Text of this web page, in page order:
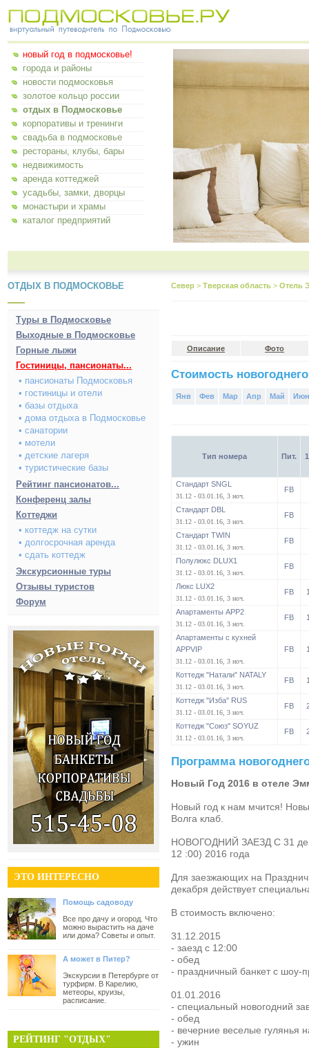
новый год в подмосковье!
города и районы
новости подмосковья
золотое кольцо россии
отдых в Подмосковье
корпоративы и тренинги
свадьба в подмосковье
рестораны, клубы, бары
недвижимость
аренда коттеджей
усадьбы, замки, дворцы
монастыри и храмы
каталог предприятий
ОТДЫХ В ПОДМОСКОВЬЕ
Туры в Подмосковье
Выходные в Подмосковье
Горные лыжи
Гостиницы, пансионаты...
• пансионаты Подмосковья
• гостиницы и отели
• базы отдыха
• дома отдыха в Подмосковье
• санатории
• мотели
• детские лагеря
• туристические базы
Рейтинг пансионатов...
Конференц залы
Коттеджи
• коттедж на сутки
• долгосрочная аренда
• сдать коттедж
Экскурсионные туры
Отзывы туристов
Форум
ЭТО ИНТЕРЕСНО
Помощь садоводу
Все про дачу и огород. Что
можно вырастить на даче
или дома? Советы и опыт.
А может в Питер?
Экскурсии в Петербурге от
турфирм. В Карелию,
метеоры, круизы,
расписание.
РЕЙТИНГ "ОТДЫХ"
Север > Тверская область > Отель
Описание Фото
Стоимость
Янв Фев Мар Апр Май Июн
Тип номера Пит.
Стандарт SNGL
31.12 - 03.01.16, 3 ноч.
FB
Стандарт DBL
31.12 - 03.01.16, 3 ноч.
FB
Стандарт TWIN
31.12 - 03.01.16, 3 ноч.
FB
Полулюкс DLUX1
31.12 - 03.01.16, 3 ноч.
FB
Люкс LUX2
31.12 - 03.01.16, 3 ноч.
FB
Апартаменты APP2
31.12 - 03.01.16, 3 ноч.
FB
Апартаменты с кухней
APPVIP
31.12 - 03.01.16, 3 ноч.
FB
Коттедж "Натали" NATALY
31.12 - 03.01.16, 3 ноч.
FB
Коттедж "Изба" RUS
31.12 - 03.01.16, 3 ноч.
FB
Коттедж "Союз" SOYUZ
31.12 - 03.01.16, 3 ноч.
FB
Программа
Новый Год 2016 в отеле
Новый год к нам мчится!
Волга клаб.
НОВОГОДНИЙ ЗАЕЗД С 31
12 :00) 2016 года
Для заезжающих на
декабря действует
В стоимость включено:
31.12.2015
- заезд с 12:00
- обед
- праздничный банкет с шоу-
01.01.2016
- специальный новогодний
- обед
- вечерние веселые гулянья
- ужин